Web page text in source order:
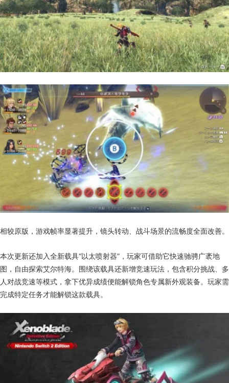
相较原版，游戏帧率显著提升，镜头转动、战斗场景的流畅度全面改善。
本次更新还加入全新载具“以太喷射器”，玩家可借助它快速驰骋广袤地
图，自由探索艾尔特海。围绕该载具还新增竞速玩法，包含积分挑战、多
人对战竞速等模式，拿下优异成绩便能解锁角色专属新外观装备。玩家需
完成特定任务才能解锁这款载具。